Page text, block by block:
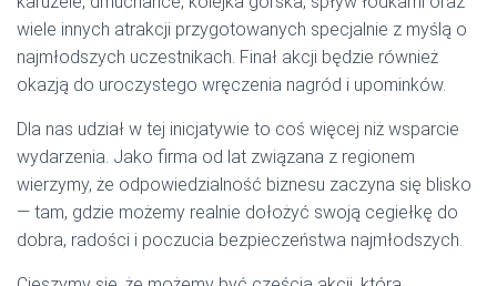
wiele innych atrakcji przygotowanych specjalnie z myślą o
najmłodszych uczestnikach. Finał akcji będzie również
okazją do uroczystego wręczenia nagród i upominków.
Dla nas udział w tej inicjatywie to coś więcej niż wsparcie
wydarzenia. Jako firma od lat związana z regionem
wierzymy, że odpowiedzialność biznesu zaczyna się blisko
— tam, gdzie możemy realnie dołożyć swoją cegiełkę do
dobra, radości i poczucia bezpieczeństwa najmłodszych.